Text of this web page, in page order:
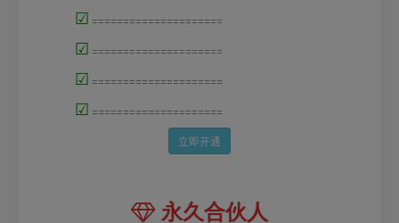
☑ =====================
☑ =====================
☑ =====================
☑ =====================
立即开通
永久合伙人